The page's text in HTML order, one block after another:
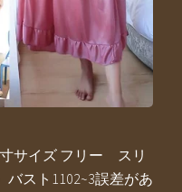
サイズ フリー スリ
バスト1102~3誤差があ